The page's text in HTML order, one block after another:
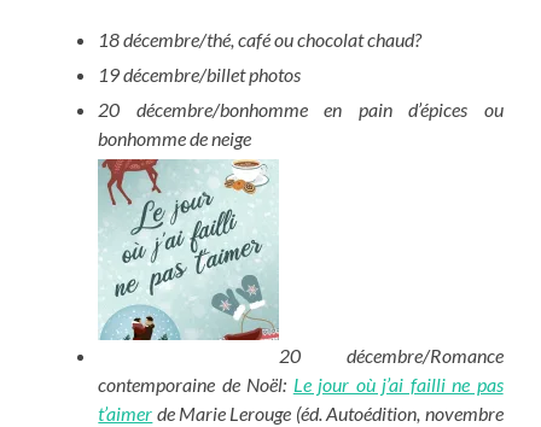
18 décembre/thé, café ou chocolat chaud?
19 décembre/billet photos
20 décembre/bonhomme en pain d’épices ou
bonhomme de neige
20 décembre/Romance
contemporaine de Noël: Le jour où j’ai failli ne pas
t’aimer de Marie Lerouge (éd. Autoédition, novembre